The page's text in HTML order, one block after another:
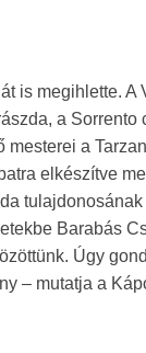
is megihlette. A
a
a
elkészítve
Barabás
Úgy
– mutatja a